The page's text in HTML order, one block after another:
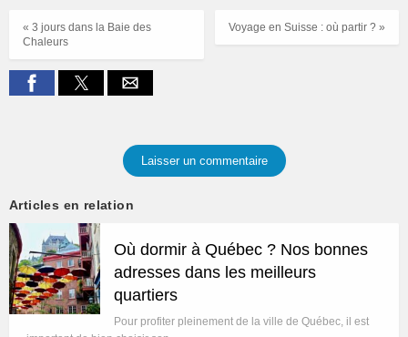
Voyage en Suisse : où partir ? »
« 3 jours dans la Baie des
Chaleurs
Laisser un commentaire
Articles en relation
Où dormir à Québec ? Nos bonnes
adresses dans les meilleurs
quartiers
Pour profiter pleinement de la ville de Québec, il est